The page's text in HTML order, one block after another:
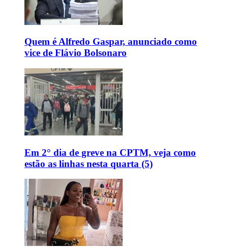
Quem é Alfredo Gaspar, anunciado como
vice de Flávio Bolsonaro
Em 2° dia de greve na CPTM, veja como
estão as linhas nesta quarta (5)